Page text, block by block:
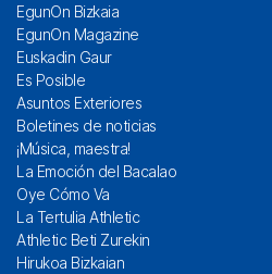
EgunOn Bizkaia
EgunOn Magazine
Euskadin Gaur
Es Posible
Asuntos Exteriores
Boletines de noticias
¡Música, maestra!
La Emoción del Bacalao
Oye Cómo Va
La Tertulia Athletic
Athletic Beti Zurekin
Hirukoa Bizkaian